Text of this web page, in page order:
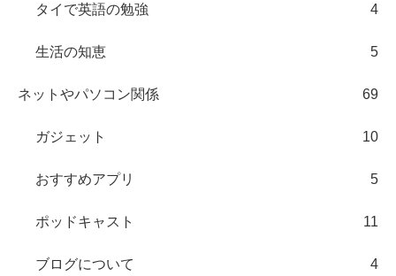
タイで英語の勉強 4
生活の知恵 5
ネットやパソコン関係 69
ガジェット 10
おすすめアプリ 5
ポッドキャスト 11
ブログについて 4